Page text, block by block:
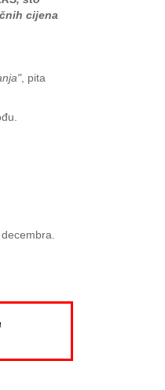
cijena
, pita